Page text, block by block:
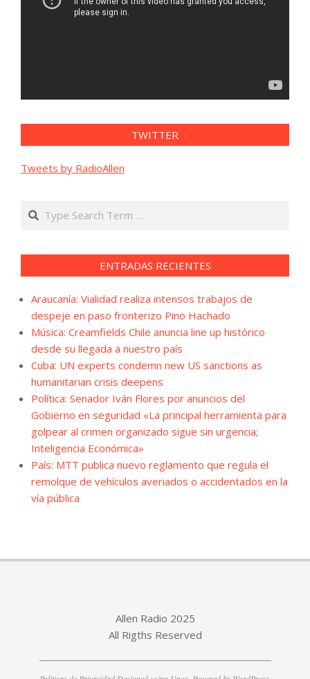
TWITTER
Tweets by RadioAllen
Search
ENTRADAS RECIENTES
Araucanía: Vialidad realiza intensos trabajos de
despeje en paso fronterizo Pino Hachado
Música: Creamfields Chile anuncia line up histórico
desde su llegada a nuestro país
Cuba: UN experts condemn new US sanctions as
humanitarian crisis deepens
Política: Senador Iván Flores por anuncios del
Gobierno en seguridad «La principal herramienta para
golpear al crimen organizado sigue sin urgencia;
Inteligencia Económica»
País: MTT publica nuevo reglamento que regula el
remolque de vehículos averiados o accidentados en la
vía pública
Allen Radio 2025
All Rigths Reserved